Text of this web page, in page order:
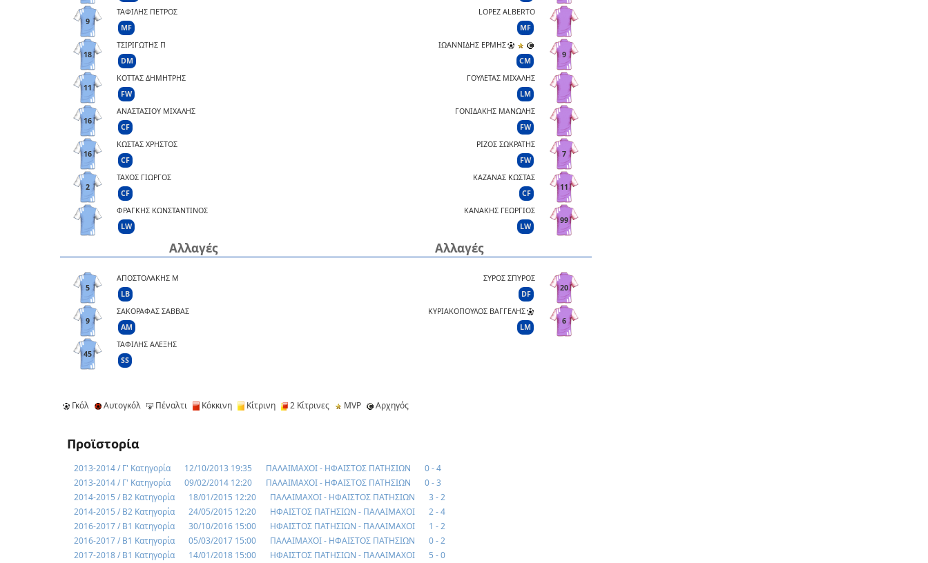
9
ΤΑΦΙΛΗΣ ΠΕΤΡΟΣ
MF
18
ΤΣΙΡΙΓΩΤΗΣ Π
DM
11
ΚΟΤΤΑΣ ΔΗΜΗΤΡΗΣ
FW
16
ΑΝΑΣΤΑΣΙΟΥ ΜΙΧΑΛΗΣ
CF
16
ΚΩΣΤΑΣ ΧΡΗΣΤΟΣ
CF
2
ΤΑΧΟΣ ΓΙΩΡΓΟΣ
CF
ΦΡΑΓΚΗΣ ΚΩΝΣΤΑΝΤΙΝΟΣ
LW
Αλλαγές
5
ΑΠΟΣΤΟΛΑΚΗΣ Μ
LB
9
ΣΑΚΟΡΑΦΑΣ ΣΑΒΒΑΣ
AM
45
ΤΑΦΙΛΗΣ ΑΛΕΞΗΣ
SS
LOPEZ ALBERTO
MF
9
ΙΩΑΝΝΙΔΗΣ ΕΡΜΗΣ
CM
ΓΟΥΛΕΤΑΣ ΜΙΧΑΛΗΣ
LM
ΓΟΝΙΔΑΚΗΣ ΜΑΝΩΛΗΣ
FW
7
ΡΙΖΟΣ ΣΩΚΡΑΤΗΣ
FW
11
ΚΑΖΑΝΑΣ ΚΩΣΤΑΣ
CF
99
ΚΑΝΑΚΗΣ ΓΕΩΡΓΙΟΣ
LW
Αλλαγές
20
ΣΥΡΟΣ ΣΠΥΡΟΣ
DF
6
ΚΥΡΙΑΚΟΠΟΥΛΟΣ ΒΑΓΓΕΛΗΣ
LM
Γκόλ Αυτογκόλ Πέναλτι Κόκκινη Κίτρινη 2 Κίτρινες MVP Αρχηγός
Προϊστορία
2013-2014 / Γ' Κατηγορία 12/10/2013 19:35 ΠΑΛΑΙΜΑΧΟΙ - ΗΦΑΙΣΤΟΣ ΠΑΤΗΣΙΩΝ
0 - 4
2013-2014 / Γ' Κατηγορία
09/02/2014 12:20 ΠΑΛΑΙΜΑΧΟΙ - ΗΦΑΙΣΤΟΣ ΠΑΤΗΣΙΩΝ
0 - 3
2014-2015 / Β2 Κατηγορία
18/01/2015 12:20 ΠΑΛΑΙΜΑΧΟΙ - ΗΦΑΙΣΤΟΣ ΠΑΤΗΣΙΩΝ
3 - 2
2014-2015 / Β2 Κατηγορία
24/05/2015 12:20 ΗΦΑΙΣΤΟΣ ΠΑΤΗΣΙΩΝ - ΠΑΛΑΙΜΑΧΟΙ
2 - 4
2016-2017 / Β1 Κατηγορία
30/10/2016 15:00 ΗΦΑΙΣΤΟΣ ΠΑΤΗΣΙΩΝ - ΠΑΛΑΙΜΑΧΟΙ
1 - 2
2016-2017 / Β1 Κατηγορία
05/03/2017 15:00 ΠΑΛΑΙΜΑΧΟΙ - ΗΦΑΙΣΤΟΣ ΠΑΤΗΣΙΩΝ
0 - 2
2017-2018 / Β1 Κατηγορία
14/01/2018 15:00 ΗΦΑΙΣΤΟΣ ΠΑΤΗΣΙΩΝ - ΠΑΛΑΙΜΑΧΟΙ 5 - 0